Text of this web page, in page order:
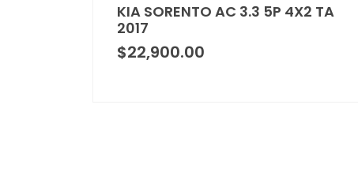
KIA SORENTO AC 3.3 5P 4X2 TA
2017
$22,900.00